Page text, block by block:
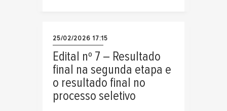
25/02/2026 17:15
Edital nº 7 – Resultado
final na segunda etapa e
o resultado final no
processo seletivo